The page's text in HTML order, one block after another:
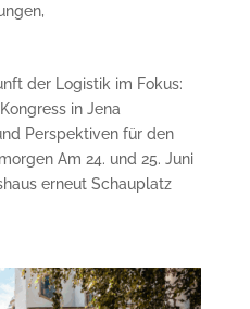
,
der Logistik im Fokus:
in Jena
Perspektiven für den
Am 24. und 25. Juni
erneut Schauplatz